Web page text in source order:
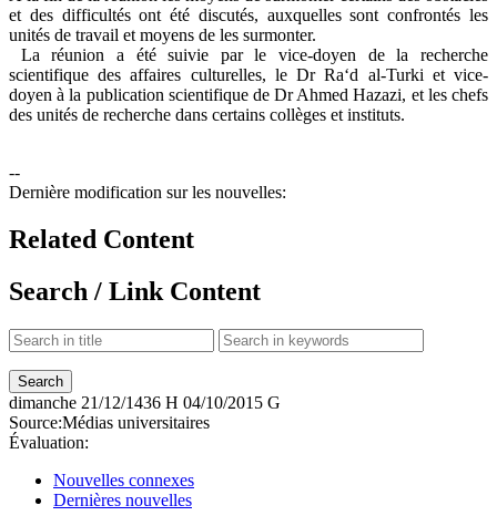
et des difficultés ont été discutés, auxquelles sont confrontés les
unités de travail et moyens de les surmonter.
La réunion a été suivie par le vice-doyen de la recherche
scientifique des affaires culturelles, le Dr Ra‘d al-Turki et vice-
doyen à la publication scientifique de Dr Ahmed Hazazi, et les chefs
des unités de recherche dans certains collèges et instituts.
--
Dernière modification sur les nouvelles:
Related Content
Search / Link Content
dimanche 21/12/1436 H 04/10/2015 G
Source:Médias universitaires
Évaluation:
Nouvelles connexes
Dernières nouvelles